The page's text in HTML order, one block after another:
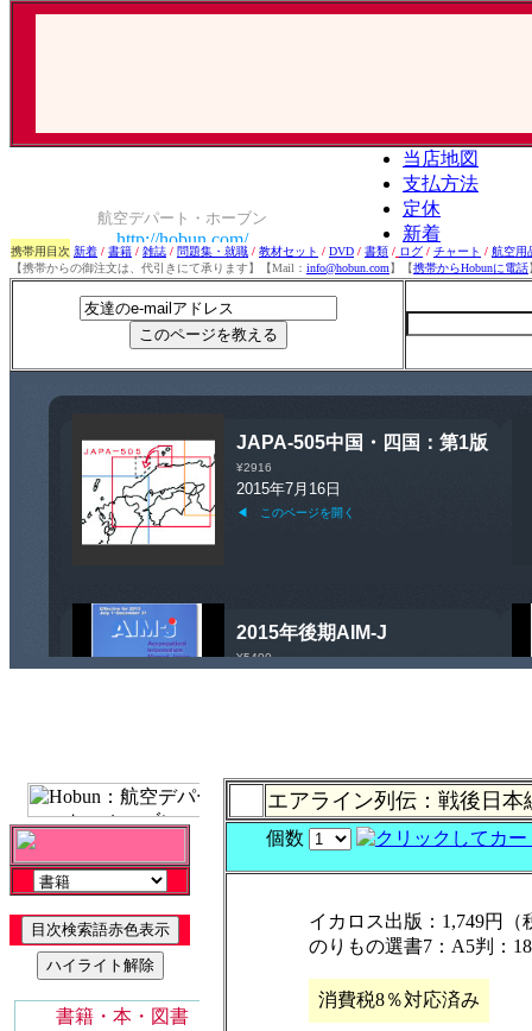
携帯用目次 新着 / 書籍 / 雑誌 / 問題集・就職 / 教材セット / DVD / 書類 / ログ / チャート / 航空用
【携帯からの御注文は、代引きにて承ります】【Mail： info@hobun.com】【携帯からHobunに電話
エアライン列伝：戦後日本
個数
イカロス出版：1,749円（
のりもの選書7：A5判：
消費税8％対応済み